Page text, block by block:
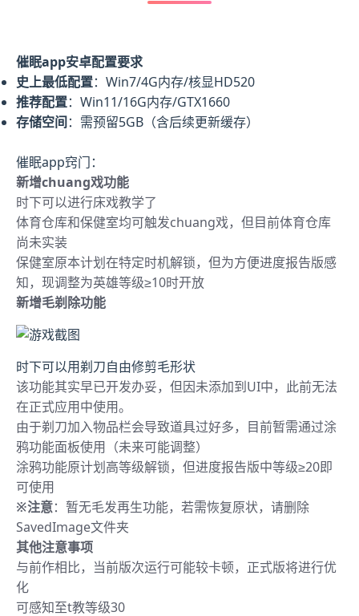
催眠app安卓配置要求
​史上最低配置​​：Win7/4G内存/核显HD520
​推荐配置​​：Win11/16G内存/GTX1660
​存储空间​​：需预留5GB（含后续更新缓存）
催眠app窍门：
新增chuang戏功能
时下可以进行床戏教学了
体育仓库和保健室均可触发chuang戏，但目前体育仓库
尚未实装
保健室原本计划在特定时机解锁，但为方便进度报告版感
知，现调整为英雄等级≥10时开放
新增毛剃除功能
时下可以用剃刀自由修剪毛形状
该功能其实早已开发办妥，但因未添加到UI中，此前无法
在正式应用中使用。
由于剃刀加入物品栏会导致道具过好多，目前暂需通过涂
鸦功能面板使用（未来可能调整）
涂鸦功能原计划高等级解锁，但进度报告版中等级≥20即
可使用
※注意：暂无毛发再生功能，若需恢复原状，请删除
SavedImage文件夹
其他注意事项
与前作相比，当前版次运行可能较卡顿，正式版将进行优
化
可感知至t教等级30